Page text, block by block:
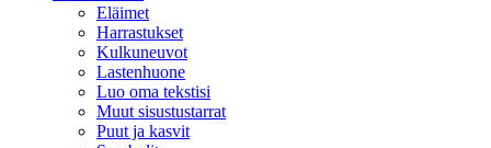
Eläimet
Harrastukset
Kulkuneuvot
Lastenhuone
Luo oma tekstisi
Muut sisustustarrat
Puut ja kasvit